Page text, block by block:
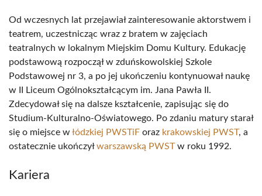
Od wczesnych lat przejawiał zainteresowanie aktorstwem i
teatrem, uczestnicząc wraz z bratem w zajęciach
teatralnych w lokalnym Miejskim Domu Kultury. Edukację
podstawową rozpoczął w zduńskowolskiej Szkole
Podstawowej nr 3, a po jej ukończeniu kontynuował naukę
w II Liceum Ogólnokształcącym im. Jana Pawła II.
Zdecydował się na dalsze kształcenie, zapisując się do
Studium-Kulturalno-Oświatowego. Po zdaniu matury starał
się o miejsce włódzkiej PWSTiF oraz krakowskiej PWST, a
ostatecznie ukończyłwarszawską PWSTw roku 1992.
Kariera